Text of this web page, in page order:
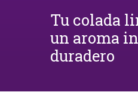
Tu colada
un aroma
duradero